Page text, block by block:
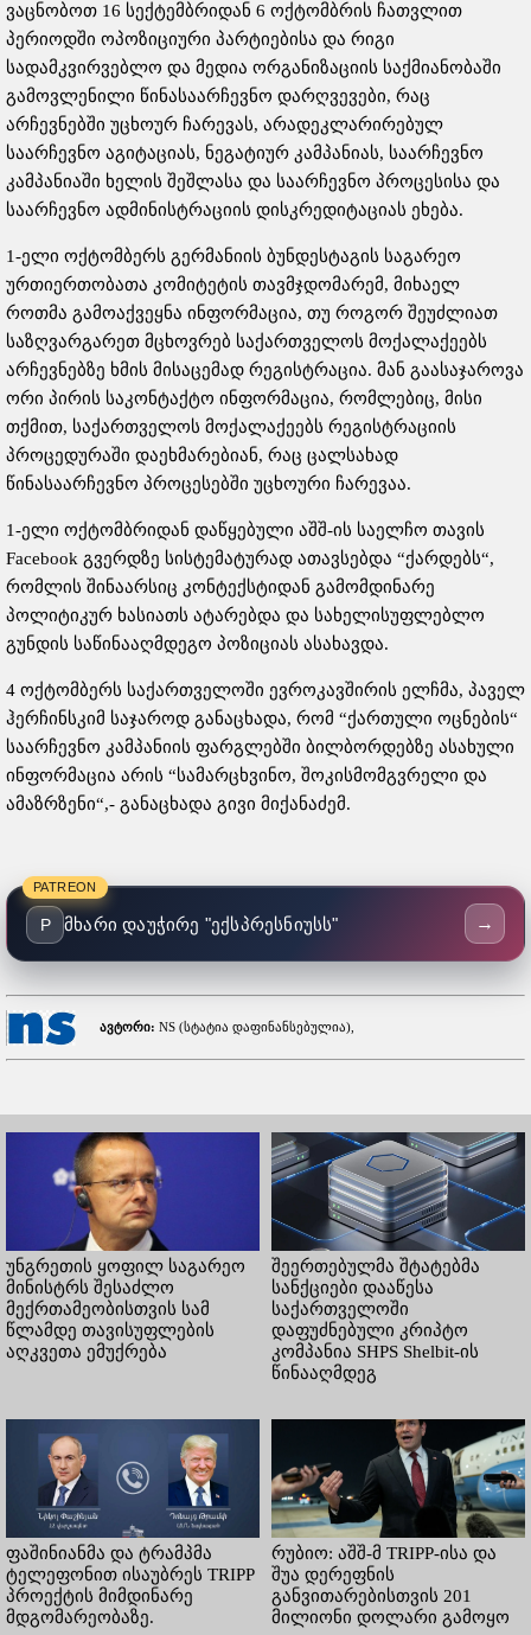
ვაცნობოთ 16 სექტემბრიდან 6 ოქტომბრის ჩათვლით
პერიოდში ოპოზიციური პარტიებისა და რიგი
სადამკვირვებლო და მედია ორგანიზაციის საქმიანობაში
გამოვლენილი წინასაარჩევნო დარღვევები, რაც
არჩევნებში უცხოურ ჩარევას, არადეკლარირებულ
საარჩევნო აგიტაციას, ნეგატიურ კამპანიას, საარჩევნო
კამპანიაში ხელის შეშლასა და საარჩევნო პროცესისა და
საარჩევნო ადმინისტრაციის დისკრედიტაციას ეხება.
1-ელი ოქტომბერს გერმანიის ბუნდესტაგის საგარეო
ურთიერთობათა კომიტეტის თავმჯდომარემ, მიხაელ
როთმა გამოაქვეყნა ინფორმაცია, თუ როგორ შეუძლიათ
საზღვარგარეთ მცხოვრებ საქართველოს მოქალაქეებს
არჩევნებზე ხმის მისაცემად რეგისტრაცია. მან გაასაჯაროვა
ორი პირის საკონტაქტო ინფორმაცია, რომლებიც, მისი
თქმით, საქართველოს მოქალაქეებს რეგისტრაციის
პროცედურაში დაეხმარებიან, რაც ცალსახად
წინასაარჩევნო პროცესებში უცხოური ჩარევაა.
1-ელი ოქტომბრიდან დაწყებული აშშ-ის საელჩო თავის
Facebook გვერდზე სისტემატურად ათავსებდა “ქარდებს“,
რომლის შინაარსიც კონტექსტიდან გამომდინარე
პოლიტიკურ ხასიათს ატარებდა და სახელისუფლებლო
გუნდის საწინააღმდეგო პოზიციას ასახავდა.
4 ოქტომბერს საქართველოში ევროკავშირის ელჩმა, პაველ
ჰერჩინსკიმ საჯაროდ განაცხადა, რომ “ქართული ოცნების“
საარჩევნო კამპანიის ფარგლებში ბილბორდებზე ასახული
ინფორმაცია არის “სამარცხვინო, შოკისმომგვრელი და
ამაზრზენი“,- განაცხადა გივი მიქანაძემ.
PATREON
P მხარი დაუჭირე "ექსპრესნიუსს" →
ავტორი: NS (სტატია დაფინანსებულია),
უნგრეთის ყოფილ საგარეო
მინისტრს შესაძლო
მექრთამეობისთვის სამ
წლამდე თავისუფლების
აღკვეთა ემუქრება
შეერთებულმა შტატებმა
სანქციები დააწესა
საქართველოში
დაფუძნებული კრიპტო
კომპანია SHPS Shelbit-ის
წინააღმდეგ
ფაშინიანმა და ტრამპმა
ტელეფონით ისაუბრეს TRIPP
პროექტის მიმდინარე
მდგომარეობაზე.
რუბიო: აშშ-მ TRIPP-ისა და
შუა დერეფნის
განვითარებისთვის 201
მილიონი დოლარი გამოყო